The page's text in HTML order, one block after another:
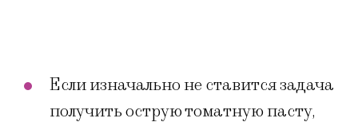
Если изначально не ставится задача
получить острую томатную пасту,